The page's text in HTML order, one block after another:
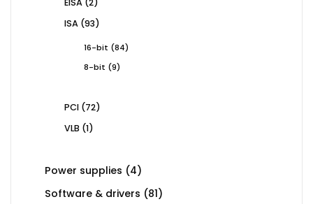
EISA 2
ISA 9393
16-bit 8484
8-bit
99
PCI 7272
VLB 11
Power supplies 44
products
Software & drivers 8181